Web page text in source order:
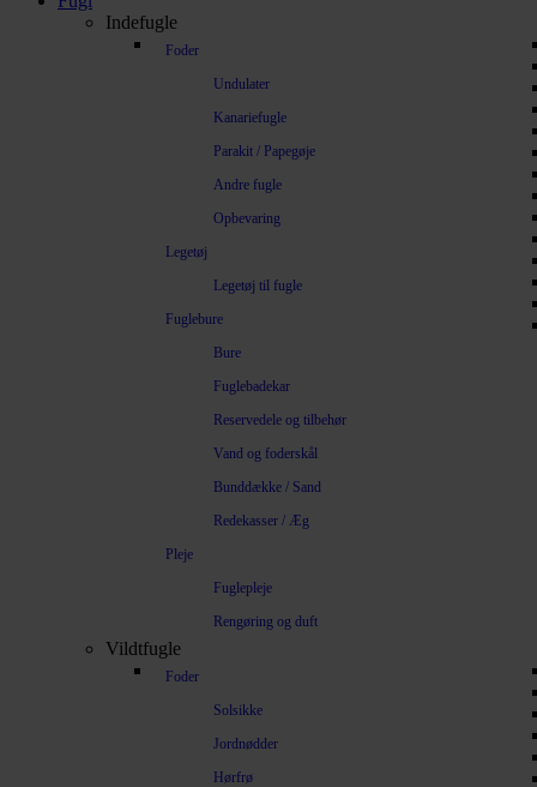
Indefugle
Foder
Undulater
Kanariefugle
Parakit / Papegøje
Andre fugle
Opbevaring
Legetøj
Legetøj til fugle
Fuglebure
Bure
Fuglebadekar
Reservedele og tilbehør
Vand og foderskål
Bunddække / Sand
Redekasser / Æg
Pleje
Fuglepleje
Rengøring og duft
Vildtfugle
Foder
Solsikke
Jordnødder
Hørfrø